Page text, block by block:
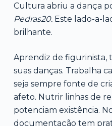
Cultura abriu a dança
Pedras20. Este lado-a-
brilhante.
Aprendiz de figurinista,
suas danças. Trabalha
seja sempre fonte de
afeto. Nutrir linhas de
potenciam existência.
documentação tem